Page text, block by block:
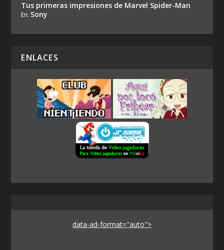
Tus primeras impresiones de Marvel Spider-Man
En: Sony
ENLACES
data-ad-format="auto">